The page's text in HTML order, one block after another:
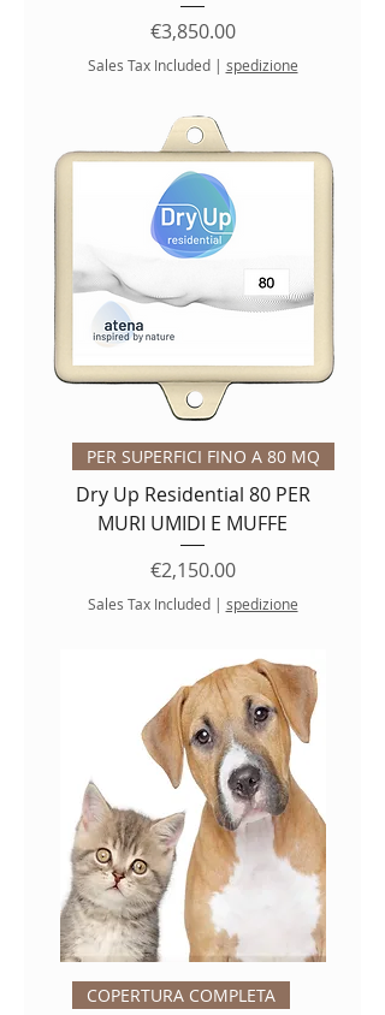
Price
€3,850.00
Sales Tax Included| spedizione
PER SUPERFICI FINO A 80 MQ
Dry Up Residential 80 PER
MURI UMIDI E MUFFE
Price
€2,150.00
Sales Tax Included| spedizione
COPERTURA COMPLETA